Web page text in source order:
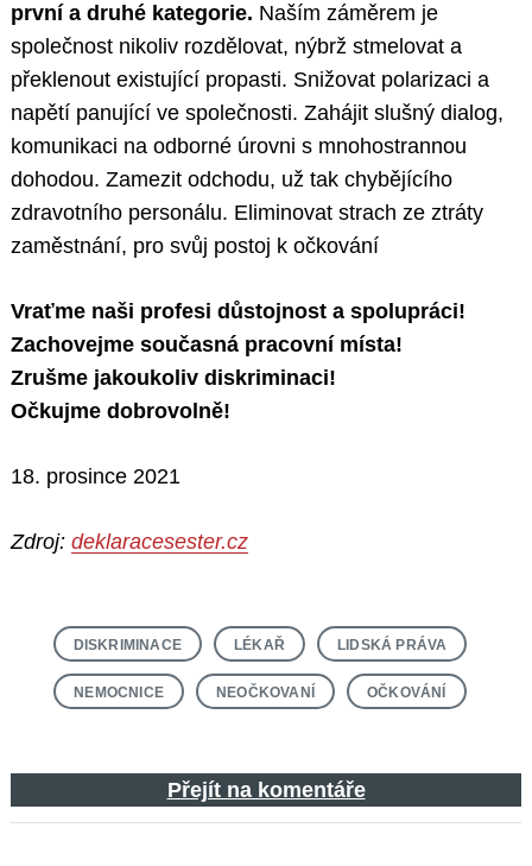
první a druhé kategorie. Naším záměrem je
společnost nikoliv rozdělovat, nýbrž stmelovat a
překlenout existující propasti. Snižovat polarizaci a
napětí panující ve společnosti. Zahájit slušný dialog,
komunikaci na odborné úrovni s mnohostrannou
dohodou. Zamezit odchodu, už tak chybějícího
zdravotního personálu. Eliminovat strach ze ztráty
zaměstnání, pro svůj postoj k očkování
Vraťme naši profesi důstojnost a spolupráci!
Zachovejme současná pracovní místa!
Zrušme jakoukoliv diskriminaci!
Očkujme dobrovolně!
18. prosince 2021
Zdroj: deklaracesester.cz
DISKRIMINACE LÉKAŘ LIDSKÁ PRÁVA
NEMOCNICE NEOČKOVANÍ OČKOVÁNÍ
Přejít na komentáře